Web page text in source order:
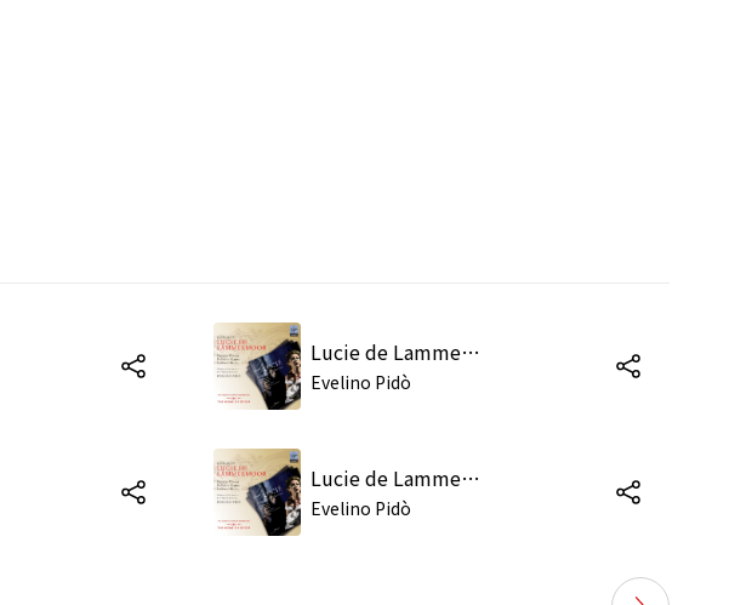
Lucie de Lammermoor, Act 1: "Quel air sombre" (Gilbert, Henri Ashton)
Evelino Pidò
Lucie de Lammermoor, Act 1: "D'un amour qui me brave il faut briser l'entrave" (Henri, Gilbert, Chœur)
Evelino Pidò